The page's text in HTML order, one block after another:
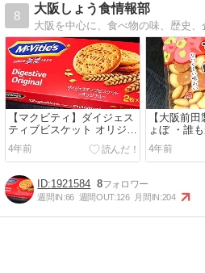
8
大阪しょう食情報部
【マクビティ】ダイジェス
ティブビスケット オリジナ
ル ・英国発の老舗ビスケッ
トブランドの逸品
4年前
【大阪前
ょぼ ・誰
「昔ながら
4年前
1921584 8
週間IN:66 週間OUT:126 月間IN:204